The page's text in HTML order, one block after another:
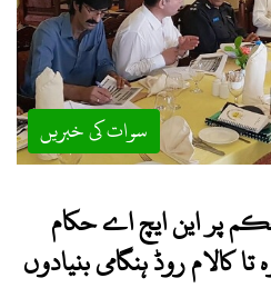
سوات کی خبریں
پر این ایچ اے حکام
روڈ ہنگامی بنیادوں